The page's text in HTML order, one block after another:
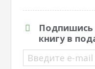
Подпишись
книгу в
Введите e-mail